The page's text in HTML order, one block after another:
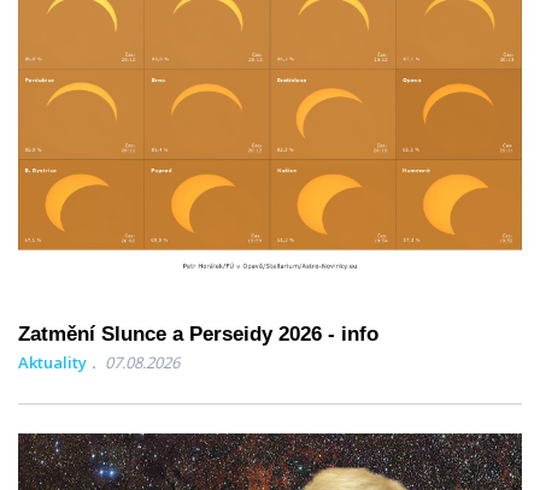
Zatmění Slunce a Perseidy 2026 - info
Aktuality 07.08.2026